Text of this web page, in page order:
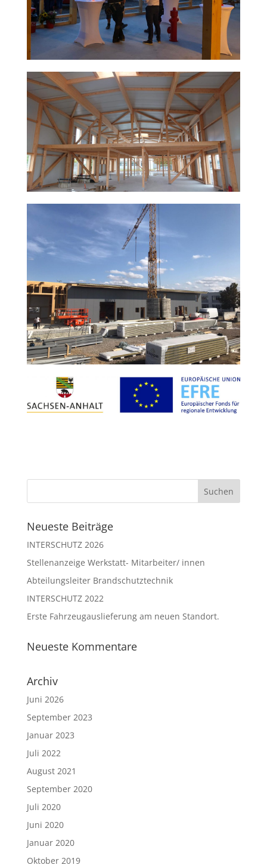
Neueste Beiträge
INTERSCHUTZ 2026
Stellenanzeige Werkstatt- Mitarbeiter/ innen
Abteilungsleiter Brandschutztechnik
INTERSCHUTZ 2022
Erste Fahrzeugauslieferung am neuen Standort.
Neueste Kommentare
Archiv
Juni 2026
September 2023
Januar 2023
Juli 2022
August 2021
September 2020
Juli 2020
Juni 2020
Januar 2020
Oktober 2019